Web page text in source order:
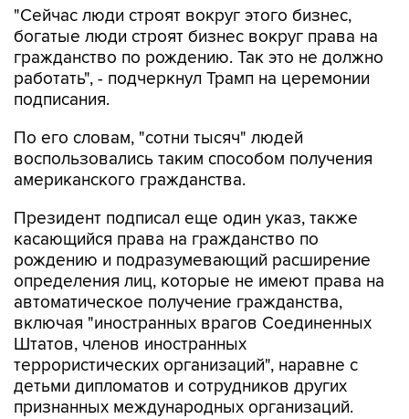
"Сейчас люди строят вокруг этого бизнес,
богатые люди строят бизнес вокруг права на
гражданство по рождению. Так это не должно
работать", - подчеркнул Трамп на церемонии
подписания.
По его словам, "сотни тысяч" людей
воспользовались таким способом получения
американского гражданства.
Президент подписал еще один указ, также
касающийся права на гражданство по
рождению и подразумевающий расширение
определения лиц, которые не имеют права на
автоматическое получение гражданства,
включая "иностранных врагов Соединенных
Штатов, членов иностранных
террористических организаций", наравне с
детьми дипломатов и сотрудников других
признанных международных организаций.